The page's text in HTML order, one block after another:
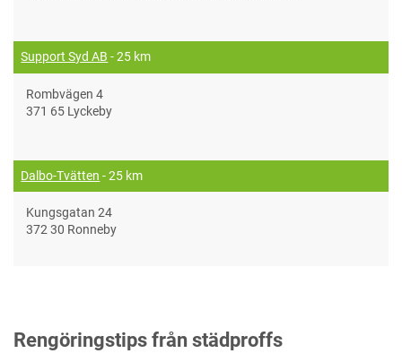
Support Syd AB - 25 km
Rombvägen 4
371 65 Lyckeby
Dalbo-Tvätten - 25 km
Kungsgatan 24
372 30 Ronneby
Rengöringstips från städproffs